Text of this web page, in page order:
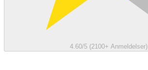
4.60/5 (2100+ Anmeldelser)